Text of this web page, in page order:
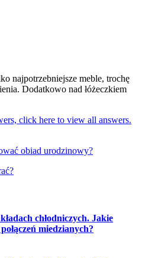
najpotrzebniejsze meble, trochę
Dodatkowo nad łóżeczkiem
click here to view all answers.
obiad urodzinowy?
chłodniczych. Jakie
miedzianych?